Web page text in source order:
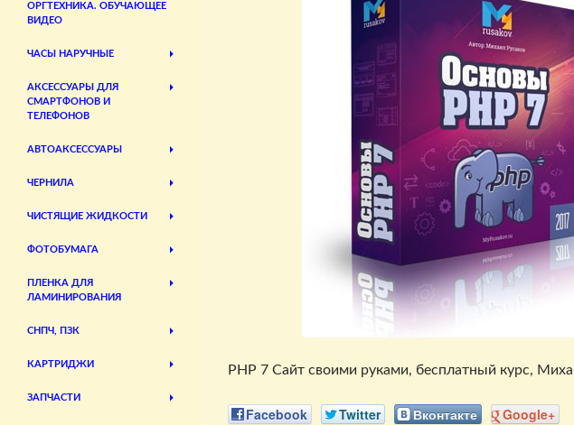
PHP 7 Сайт своими руками, бесплатный курс,
Facebook Twitter Вконтакте Google+
ОРГТЕХНИКА. ОБУЧАЮЩЕЕ
ВИДЕО
ЧАСЫ НАРУЧНЫЕ
АКСЕССУАРЫ ДЛЯ
СМАРТФОНОВ И
ТЕЛЕФОНОВ
АВТОАКСЕССУАРЫ
ЧЕРНИЛА
ЧИСТЯЩИЕ ЖИДКОСТИ
ФОТОБУМАГА
ПЛЕНКА ДЛЯ
ЛАМИНИРОВАНИЯ
СНПЧ, ПЗК
КАРТРИДЖИ
ЗАПЧАСТИ